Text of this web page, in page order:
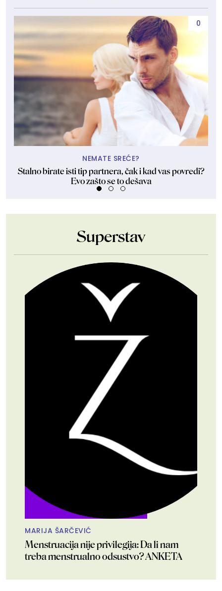
0
NEMATE SREĆE?
Stalno birate isti tip partnera, čak i kad vas povredi?
Evo zašto se to dešava
Superstav
MARIJA ŠARČEVIĆ
Menstruacija nije privilegija: Da li nam
treba menstrualno odsustvo? ANKETA